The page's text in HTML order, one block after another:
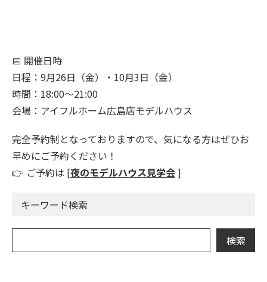
📅 開催日時
日程：9月26日（金）・10月3日（金）
時間：18:00〜21:00
会場：アイフルホーム広島店モデルハウス
完全予約制となっておりますので、気になる方はぜひお
早めにご予約ください！
👉 ご予約は [夜のモデルハウス見学会]
キーワード検索